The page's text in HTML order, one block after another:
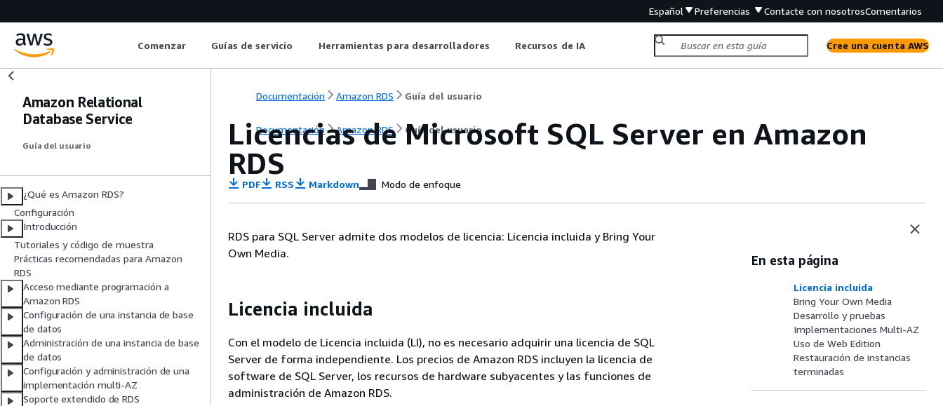
Español Preferencias Contacte con nosotrosComentarios
Comenzar Guías de servicio Herramientas para desarrolladores Recursos de IA Cree una cuenta AWS
Amazon Relational
Database Service
Guía del usuario
¿Qué es Amazon RDS?
Configuración
Introducción
Tutoriales y código de muestra
Prácticas recomendadas para Amazon
RDS
Acceso mediante programación a
Amazon RDS
Configuración de una instancia de base
de datos
Administración de una instancia de base
de datos
Configuración y administración de una
implementación multi-AZ
Soporte extendido de RDS
Documentación Amazon RDS Guía del usuario
Documentación Amazon RDS Guía del usuario
Licencias de Microsoft SQL Server en Amazon
RDS
PDF RSS Markdown Modo de enfoque
RDS para SQL Server admite dos modelos de licencia: Licencia incluida y Bring Your
Own Media.
Licencia incluida
Con el modelo de Licencia incluida (LI), no es necesario adquirir una licencia de SQL
Server de forma independiente. Los precios de Amazon RDS incluyen la licencia de
software de SQL Server, los recursos de hardware subyacentes y las funciones de
administración de Amazon RDS.
En esta página
Licencia incluida
Bring Your Own Media
Desarrollo y pruebas
Implementaciones Multi-AZ
Uso de Web Edition
Restauración de instancias
terminadas